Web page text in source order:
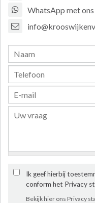
WhatsApp met ons
Ik geef hierbij
conform het Privacy
Bekijk hier ons Privacy